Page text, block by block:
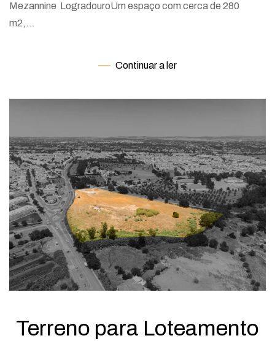
Mezannine LogradouroUm espaço com cerca de 280
m2,...
Continuar a ler
Terreno para Loteamento